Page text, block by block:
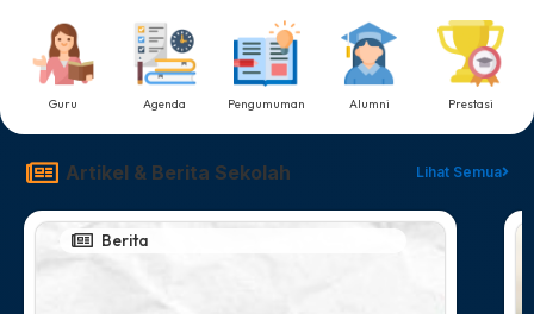
Guru Agenda Pengumuman Alumni Prestasi
Artikel & Berita Sekolah Lihat Semua
Berita